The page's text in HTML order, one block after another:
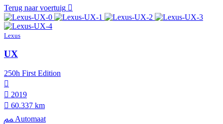
Terug naar voertuig
Lexus
UX
250h First Edition
2019
60.337 km
Automaat